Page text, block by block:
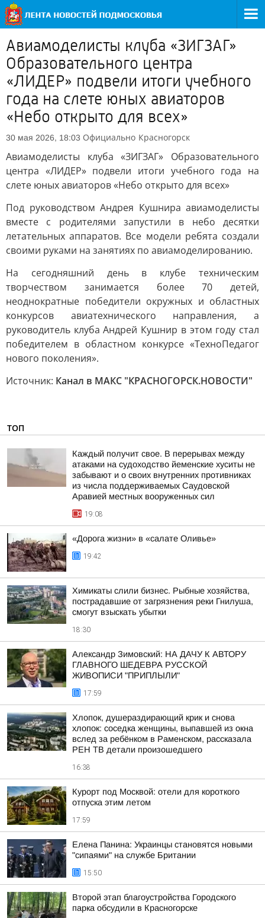
Авиамоделисты клуба «ЗИГЗАГ»
Образовательного центра
«ЛИДЕР» подвели итоги учебного
года на слете юных авиаторов
«Небо открыто для всех»
30 мая 2026, 18:03 Официально Красногорск
Авиамоделисты клуба «ЗИГЗАГ» Образовательного
центра «ЛИДЕР» подвели итоги учебного года на
слете юных авиаторов «Небо открыто для всех»
Под руководством Андрея Кушнира авиамоделисты
вместе с родителями запустили в небо десятки
летательных аппаратов. Все модели ребята создали
своими руками на занятиях по авиамоделированию.
На сегодняшний день в клубе техническим
творчеством занимается более 70 детей,
неоднократные победители окружных и областных
конкурсов авиатехнического направления, а
руководитель клуба Андрей Кушнир в этом году стал
победителем в областном конкурсе «ТехноПедагог
нового поколения».
Источник: Канал в МАКС "КРАСНОГОРСК.НОВОСТИ"
ТОП
Каждый получит свое. В перерывах между
атаками на судоходство йеменские хуситы не
забывают и о своих внутренних противниках
из числа поддерживаемых Саудовской
Аравией местных вооруженных сил
19:08
«Дорога жизни» в «салате Оливье»
19:42
Химикаты слили бизнес. Рыбные хозяйства,
пострадавшие от загрязнения реки Гнилуша,
смогут взыскать убытки
18:30
Александр Зимовский: НА ДАЧУ К АВТОРУ
ГЛАВНОГО ШЕДЕВРА РУССКОЙ
ЖИВОПИСИ "ПРИПЛЫЛИ"
17:59
Хлопок, душераздирающий крик и снова
хлопок: соседка женщины, выпавшей из окна
вслед за ребёнком в Раменском, рассказала
РЕН ТВ детали произошедшего
16:38
Курорт под Москвой: отели для короткого
отпуска этим летом
17:59
Елена Панина: Украинцы становятся новыми
"сипаями" на службе Британии
15:50
Второй этап благоустройства Городского
парка обсудили в Красногорске